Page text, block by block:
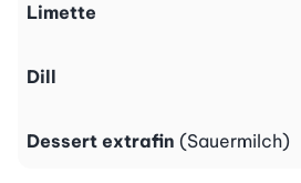
Limette
Dill
Dessert extrafin (Sauermilch)